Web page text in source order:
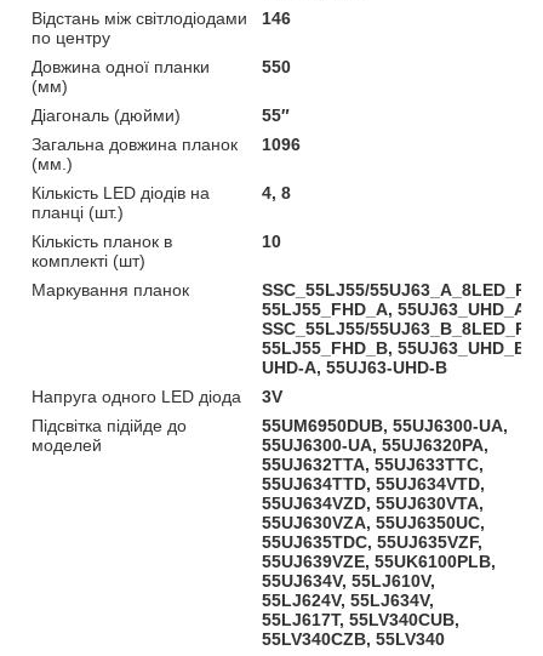
Відстань між світлодіодами
по центру
146
Довжина одної планки
(мм)
550
Діагональ (дюйми)
55″
Загальна довжина планок
(мм.)
1096
Кількість LED діодів на
планці (шт.)
4, 8
Кількість планок в
комплекті (шт)
10
Маркування планок
SSC_55LJ55/
55LJ55_FHD_A, 55UJ63_UHD_A,
SSC_55LJ55/
55LJ55_FHD_B, 55UJ63_UHD_B,
UHD-A, 55UJ63-UHD-B
Напруга одного LED діода
3V
Підсвітка підійде до
моделей
55UM6950DUB, 55UJ6300-UA,
55UJ6300-UA, 55UJ6320PA,
55UJ632TTA, 55UJ633TTC,
55UJ634TTD, 55UJ634VTD,
55UJ634VZD, 55UJ630VTA,
55UJ630VZA, 55UJ6350UC,
55UJ635TDC, 55UJ635VZF,
55UJ639VZE, 55UK6100PLB,
55UJ634V, 55LJ610V,
55LJ624V, 55LJ634V,
55LJ617T, 55LV340CUB,
55LV340CZB, 55LV340